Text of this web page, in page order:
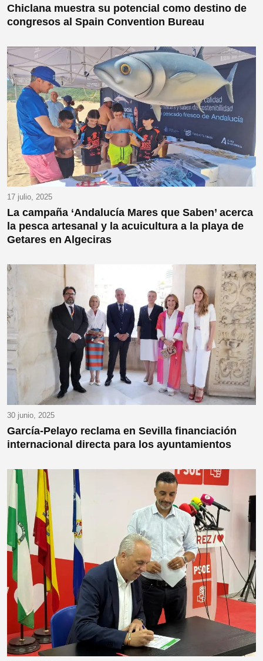
Chiclana muestra su potencial como destino de
congresos al Spain Convention Bureau
17 julio, 2025
La campaña ‘Andalucía Mares que Saben’ acerca
la pesca artesanal y la acuicultura a la playa de
Getares en Algeciras
30 junio, 2025
García-Pelayo reclama en Sevilla financiación
internacional directa para los ayuntamientos